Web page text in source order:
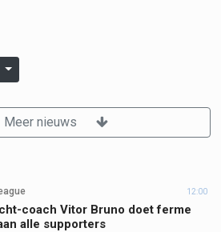
Meer nieuws
12:00
coach Vitor Bruno doet ferme
alle supporters